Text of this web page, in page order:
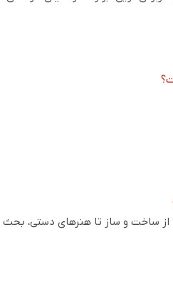
ساخت و ساز تا هنرهای دستی، بحث